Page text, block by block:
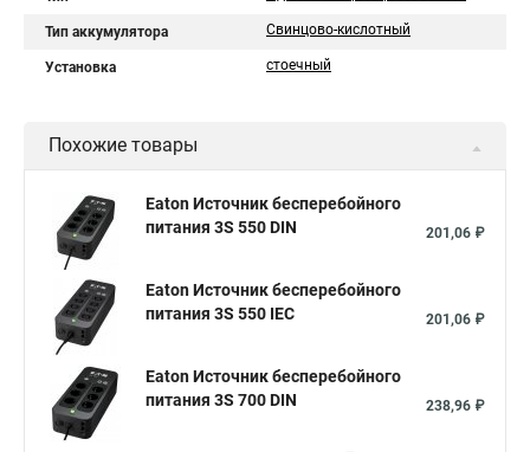
Тип аккумулятора Свинцово-кислотный
Установка стоечный
Похожие товары
Eaton Источник бесперебойного
питания 3S 550 DIN
201,06 ₽
Eaton Источник бесперебойного
питания 3S 550 IEC
201,06 ₽
Eaton Источник бесперебойного
питания 3S 700 DIN
238,96 ₽